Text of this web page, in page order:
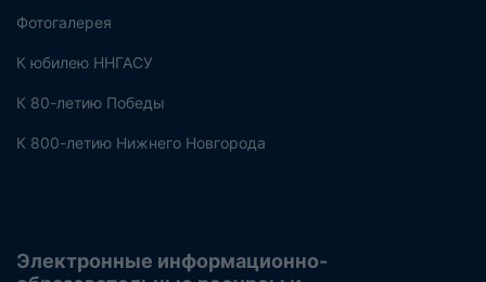
Фотогалерея
К юбилею ННГАСУ
К 80-летию Победы
К 800-летию Нижнего Новгорода
Электронные информационно-